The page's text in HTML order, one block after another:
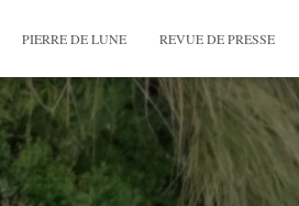
PIERRE DE LUNE REVUE DE PRESSE